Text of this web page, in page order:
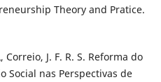
Theory and Pratice.
Correio, J. F. R. S. Reforma do
Social nas Perspectivas de